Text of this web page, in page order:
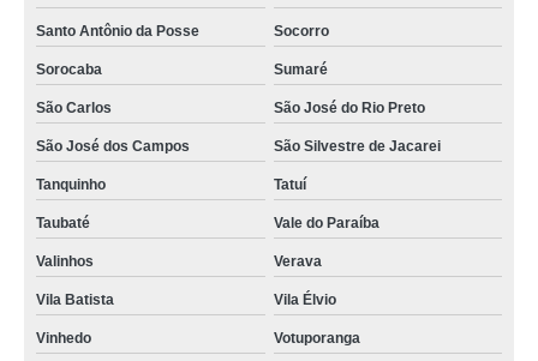
Santo Antônio da Posse Socorro
Sorocaba Sumaré
São Carlos São José do Rio Preto
São José dos Campos São Silvestre de Jacarei
Tanquinho Tatuí
Taubaté Vale do Paraíba
Valinhos Verava
Vila Batista Vila Élvio
Vinhedo Votuporanga